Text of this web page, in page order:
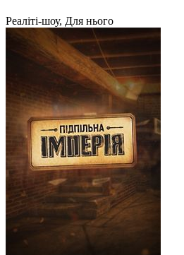
Реаліті-шоу, Для нього